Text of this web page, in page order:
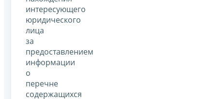
интересующего
юридического
лица
за
предоставлением
информации
о
перечне
содержащихся